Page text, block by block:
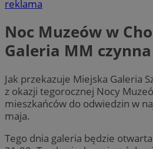
reklama
Noc Muzeów w
Galeria MM czynna
Jak przekazuje Miejska Galeria
z okazji tegorocznej Nocy
mieszkańców do odwiedzin w
maja.
Tego dnia galeria będzie